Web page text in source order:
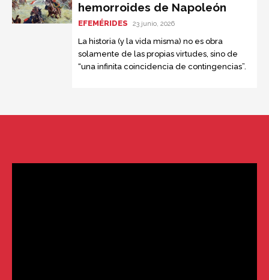
hemorroides de Napoleón
EFEMÉRIDES 23 junio, 2026
La historia (y la vida misma) no es obra
solamente de las propias virtudes, sino de
“una infinita coincidencia de contingencias”.